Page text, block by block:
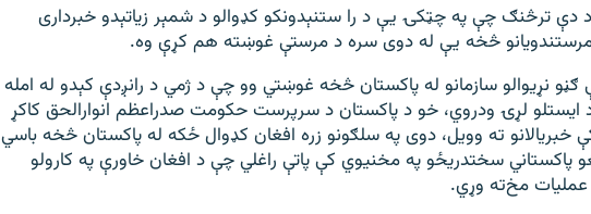
د دې ترڅنګ چې په چټکۍ یې د را ستنېدونکو کډوالو د شمېر زیاتېدو خبرداری
مرستندویانو څخه یې له دوی سره د مرستې غوښته هم کړې وه.
نړیوالو سازمانو له پاکستان څخه غوښتي وو چې د ژمي د رانږدې کېدو له امله
ایستلو لړۍ ودروي، خو د پاکستان د سرپرست حکومت صدراعظم انوارالحق کاکړ
خبریالانو ته وویل، دوی په سلګونو زره افغان کډوال ځکه له پاکستان څخه باسي
پاکستاني سختدریځو په مخنیوي کې پاتې راغلي چې د افغان خاورې په کارولو
مخ‌ته وړي.